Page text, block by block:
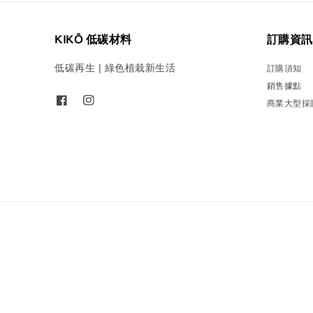
KIKŌ 低碳材料
低碳再生 | 綠色植栽新生活
訂購資訊
訂購須知
銷售據點
商業大型採